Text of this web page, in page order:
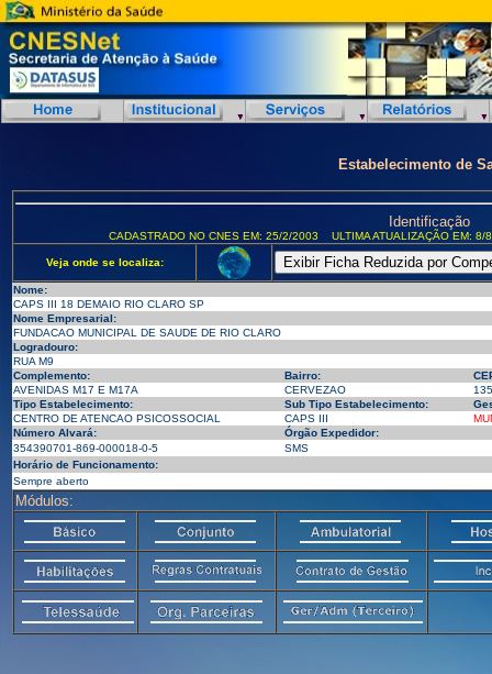
Estabelecimento de
Identificação
CADASTRADO NO CNES EM: 25/2/2003 ULTIMA ATUALIZAÇÃO EM:
Veja onde se localiza:
Nome:
CAPS III 18 DEMAIO RIO CLARO SP
Nome Empresarial:
FUNDACAO MUNICIPAL DE SAUDE DE RIO CLARO
Logradouro:
RUA M9
Complemento:
Bairro:
AVENIDAS M17 E M17A
CERVEZAO
Tipo Estabelecimento:
Sub Tipo Estabelecimento:
CENTRO DE ATENCAO PSICOSSOCIAL
CAPS III
Número Alvará:
Órgão Expedidor:
354390701-869-000018-0-5
SMS
Horário de Funcionamento:
Sempre aberto
Módulos: